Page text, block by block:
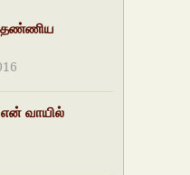
தண்ணிய
என் வாயில்